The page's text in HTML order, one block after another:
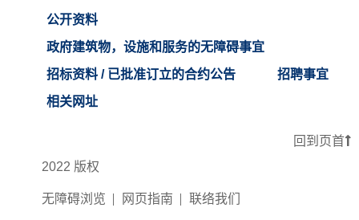
公开资料
政府建筑物，设施和服务的无障碍事宜
招标资料 / 已批准订立的合约公告
招聘事宜
相关网址
回到页首
2022 版权
无障碍浏览 网页指南 联络我们